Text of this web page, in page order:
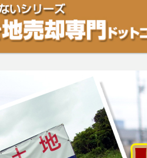
は「個人」の方々が、「買取」は不動産
れています。空き地・土地の売却をご検